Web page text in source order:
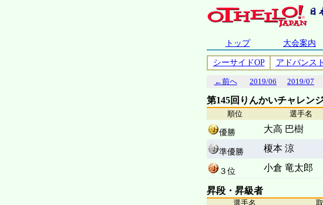
トップ 大会案内
シーサイドOP アドバンスト
←前へ 2019/06 2019/07
第145回りんかいチャレン
順位 選手名
優勝 大高 巴樹
準優勝 榎本 涼
３位 小倉 竜太郎
昇段・昇級者
選手名